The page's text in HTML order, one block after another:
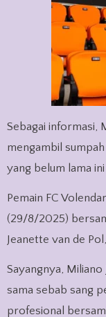
Sebagai informasi,
mengambil
yang belum lama
Pemain FC
(29/8/2025)
Jeanette van de
Sayangnya,
sama sebab sang
profesional